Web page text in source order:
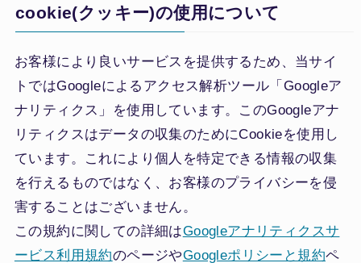
cookie(クッキー)の使用について
お客様により良いサービスを提供するため、当サイ
トではGoogleによるアクセス解析ツール「Googleア
ナリティクス」を使用しています。このGoogleアナ
リティクスはデータの収集のためにCookieを使用し
ています。これにより個人を特定できる情報の収集
を行えるものではなく、お客様のプライバシーを侵
害することはございません。
この規約に関しての詳細はGoogleアナリティクスサ
ービス利用規約のページやGoogleポリシーと規約ペ